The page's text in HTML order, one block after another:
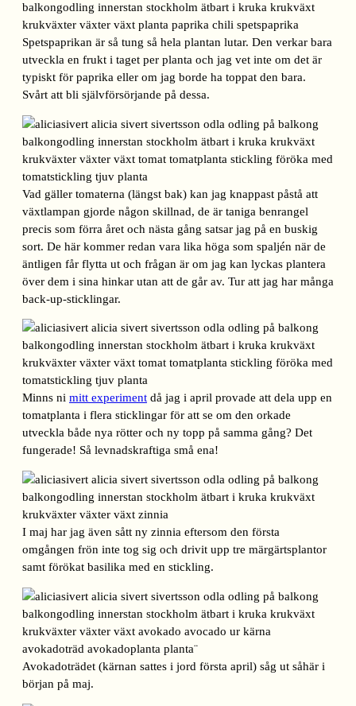
Spetspaprikan är så tung så hela plantan lutar. Den verkar bara
utveckla en frukt i taget per planta och jag vet inte om det är
typiskt för paprika eller om jag borde ha toppat den bara.
Svårt att bli självförsörjande på dessa.
Vad gäller tomaterna (längst bak) kan jag knappast påstå att
växtlampan gjorde någon skillnad, de är taniga benrangel
precis som förra året och nästa gång satsar jag på en buskig
sort. De här kommer redan vara lika höga som spaljén när de
äntligen får flytta ut och frågan är om jag kan lyckas plantera
över dem i sina hinkar utan att de går av. Tur att jag har många
back-up-sticklingar.
Minns ni mitt experiment då jag i april provade att dela upp en
tomatplanta i flera sticklingar för att se om den orkade
utveckla både nya rötter och ny topp på samma gång? Det
fungerade! Så levnadskraftiga små ena!
I maj har jag även sått ny zinnia eftersom den första
omgången frön inte tog sig och drivit upp tre märgärtsplantor
samt förökat basilika med en stickling.
Avokadoträdet (kärnan sattes i jord första april) såg ut såhär i
början på maj.